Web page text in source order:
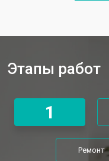
Замена трансформаторов
подсветки
Этапы работ
1
Ремонт